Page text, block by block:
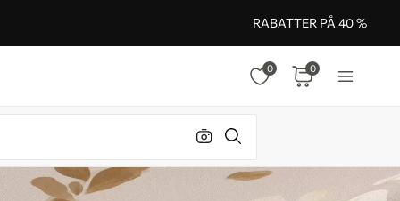
RABATTER PÅ 40 %
0 0